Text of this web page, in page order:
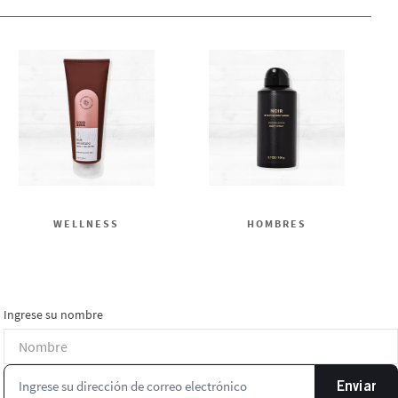
WELLNESS HOMBRES
Ingrese su nombre
Enviar